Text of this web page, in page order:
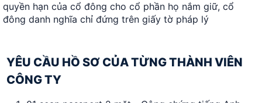
quyền hạn của cổ đông cho cổ phần họ nắm giữ, cổ
đông danh nghĩa chỉ đứng trên giấy tờ pháp lý
YÊU CẦU HỒ SƠ CỦA TỪNG THÀNH VIÊN
CÔNG TY